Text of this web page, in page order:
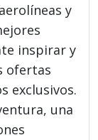
y
inspirar y
ofertas
exclusivos.
una